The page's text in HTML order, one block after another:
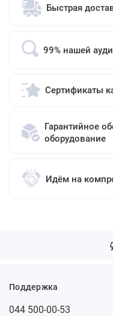
Быстрая
99% нашей
Сертификаты
Гарантийное
оборудование
Идём на
Поддержка
044 500-00-53